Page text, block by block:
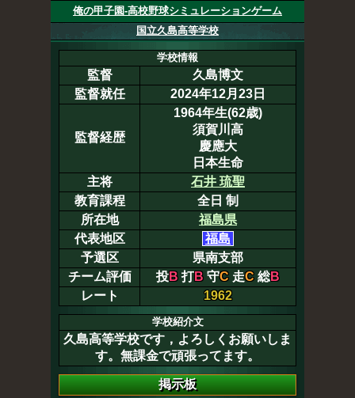
俺の甲子園-高校野球シミュレーションゲーム
国立久島高等学校
学校情報
監督
久島博文
監督就任
2024年12月23日
監督経歴
1964年生(62歳)
須賀川高
慶應大
日本生命
主将
石井 琉聖
教育課程
全日 制
所在地
福島県
代表地区
福島
予選区
県南支部
チーム評価
投B打B 守C 走C 総B
レート
1962
学校紹介文
久島高等学校です，よろしくお願いしま
す。無課金で頑張ってます。